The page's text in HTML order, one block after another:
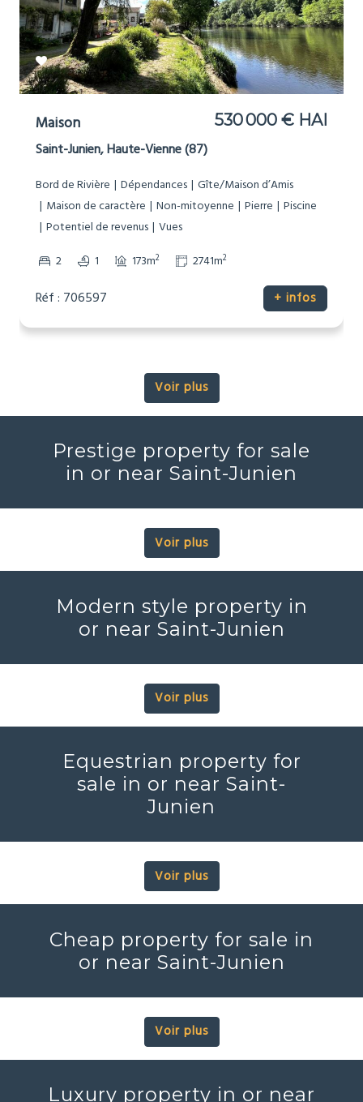
Maison 530 000 € HAI
Saint-Junien, Haute-Vienne (87)
Bord de Rivière Dépendances Gîte/Maison d’Amis
Maison de caractère
Non-mitoyenne Pierre
Piscine
Potentiel de revenus Vues
2
1 173m2 2741m2
Réf : 706597 + infos
Voir plus
Prestige property for sale
in or near Saint-Junien
Voir plus
Modern style property in
or near Saint-Junien
Voir plus
Equestrian property for
sale in or near Saint-
Junien
Voir plus
Cheap property for sale in
or near Saint-Junien
Voir plus
Luxury property in or near